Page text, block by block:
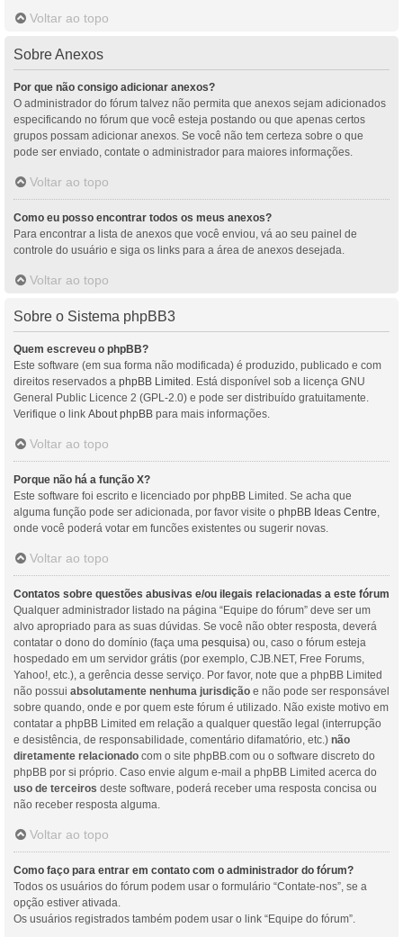
Voltar ao topo
Sobre Anexos
Por que não consigo adicionar anexos?
O administrador do fórum talvez não permita que anexos sejam adicionados
especificando no fórum que você esteja postando ou que apenas certos
grupos possam adicionar anexos. Se você não tem certeza sobre o que
pode ser enviado, contate o administrador para maiores informações.
Voltar ao topo
Como eu posso encontrar todos os meus anexos?
Para encontrar a lista de anexos que você enviou, vá ao seu painel de
controle do usuário e siga os links para a área de anexos desejada.
Voltar ao topo
Sobre o Sistema phpBB3
Quem escreveu o phpBB?
Este software (em sua forma não modificada) é produzido, publicado e com
direitos reservados a phpBB Limited . Está disponível sob a licença GNU
General Public Licence 2 (GPL-2.0) e pode ser distribuído gratuitamente.
Verifique o link About phpBB para mais informações.
Voltar ao topo
Porque não há a função X?
Este software foi escrito e licenciado por phpBB Limited. Se acha que
alguma função pode ser adicionada, por favor visite o phpBB Ideas Centre,
onde você poderá votar em funcões existentes ou sugerir novas.
Voltar ao topo
Contatos sobre questões abusivas e/ou ilegais relacionadas a este fórum
Qualquer administrador listado na página “Equipe do fórum” deve ser um
alvo apropriado para as suas dúvidas. Se você não obter resposta, deverá
contatar o dono do domínio (faça uma pesquisa) ou, caso o fórum esteja
hospedado em um servidor grátis (por exemplo, CJB.NET, Free Forums,
Yahoo!, etc.), a gerência desse serviço. Por favor, note que a phpBB Limited
não possui absolutamente nenhuma jurisdição e não pode ser responsável
sobre quando, onde e por quem este fórum é utilizado. Não existe motivo em
contatar a phpBB Limited em relação a qualquer questão legal (interrupção
e desistência, de responsabilidade, comentário difamatório, etc.) não
diretamente relacionado com o site phpBB.com ou o software discreto do
phpBB por si próprio. Caso envie algum e-mail a phpBB Limited acerca do
uso de terceiros deste software, poderá receber uma resposta concisa ou
não receber resposta alguma.
Voltar ao topo
Como faço para entrar em contato com o administrador do fórum?
Todos os usuários do fórum podem usar o formulário “Contate-nos”, se a
opção estiver ativada.
Os usuários registrados também podem usar o link “Equipe do fórum”.